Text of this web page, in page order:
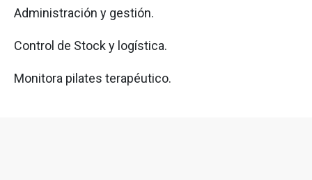
Administración y gestión.
Control de Stock y logística.
Monitora pilates terapéutico.